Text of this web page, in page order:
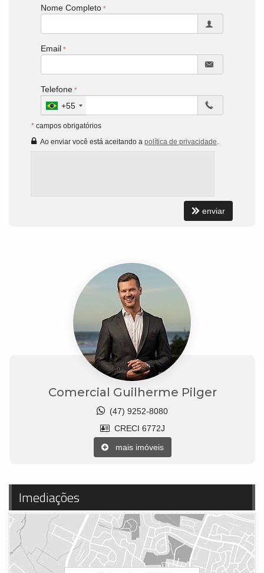
Nome Completo
Email
Telefone
+55
* campos obrigatórios
Ao enviar você está aceitando a política de privacidade
enviar
Comercial Guilherme Pilger
(47) 9252-8080
CRECI 6772J
mais imóveis
Imediações